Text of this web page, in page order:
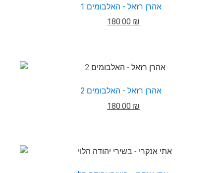
אהרן רזאל - האלבומים 1
180.00 ₪
אהרן רזאל - האלבומים 2
180.00 ₪